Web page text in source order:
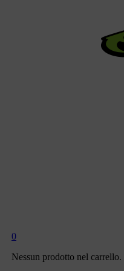
0
Nessun prodotto nel carrello.